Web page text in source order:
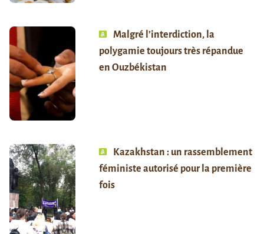
Malgré l’interdiction, la
polygamie toujours très répandue
en Ouzbékistan
Kazakhstan : un rassemblement
féministe autorisé pour la première
fois